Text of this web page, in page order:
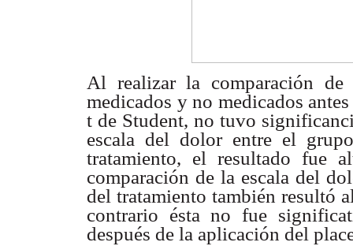
Al realizar la comparación
medicados y no medicados
t de Student, no tuvo
escala del dolor entre el
tratamiento, el resultado fue
comparación de la escala del
del tratamiento también resultó
contrario ésta no fue
después de la aplicación del